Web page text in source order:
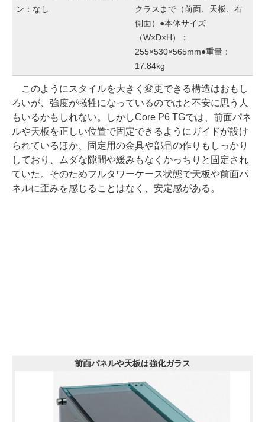
ン：なし
クラスまで（前面、天板、右
側面）●本体サイズ
（W×D×H）：
255×530×565mm●重量：
17.84kg
このようにスタイルを大きく変更できる構造はおもし
ろいが、強度が犠牲になっているのではと不安に思う人
もいるかもしれない。しかしCore P6 TGでは、前面パネ
ルや天板を正しい位置で固定できるようにガイドが設け
られているほか、固定用の金具や部品の作りもしっかり
しており、ムダな隙間や緩みもなくかっちりと固定され
ていた。そのためフルタワーケース状態で天板や前面パ
ネルに歪みを感じることはなく、安定感がある。
前面パネルや天板は強化ガラス